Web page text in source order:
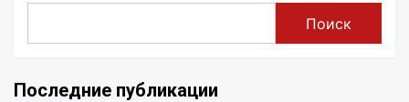
Поиск
Последние публикации